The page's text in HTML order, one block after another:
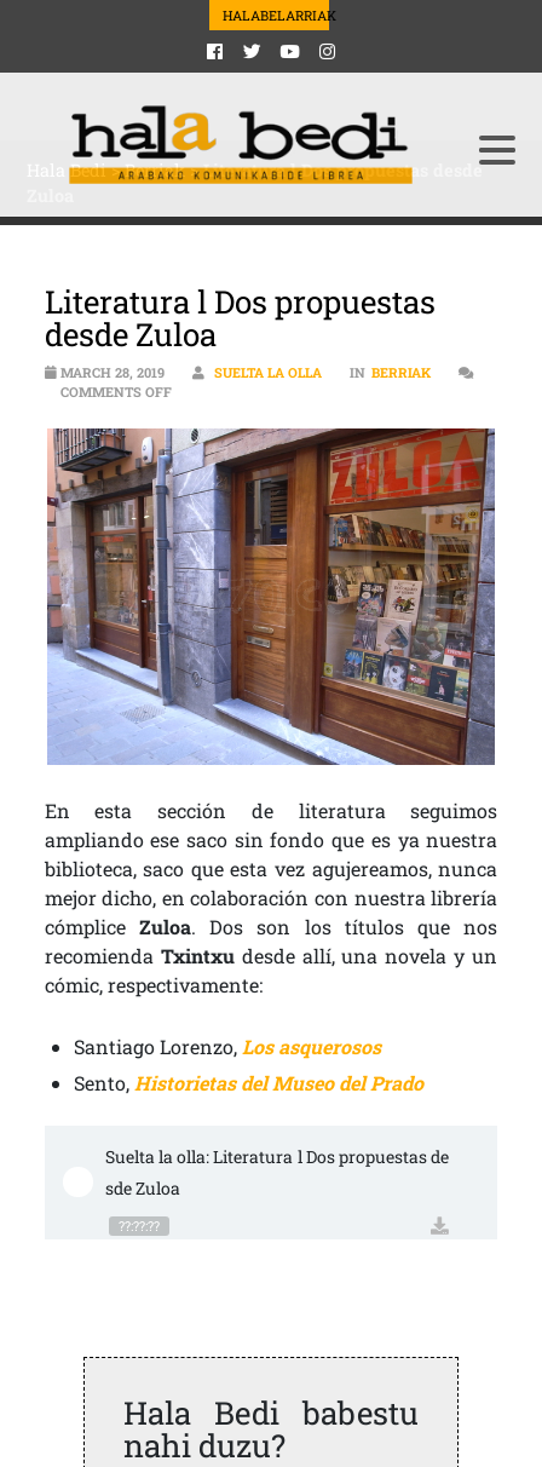
HALABELARRIAK
Hala Bedi>Berriak>Literatura l Dos propuestas desde
Literatura l Dos propuestas
desde Zuloa
MARCH 28, 2019 SUELTA LA OLLA IN BERRIAK
COMMENTS OFFON LITERATURA L DOS PROPUESTAS DESDE ZULOA
En esta sección de literatura seguimos
ampliando ese saco sin fondo que es ya nuestra
biblioteca, saco que esta vez agujereamos, nunca
mejor dicho, en colaboración con nuestra librería
cómplice Zuloa. Dos son los títulos que nos
recomienda Txintxudesde allí, una novela y un
cómic, respectivamente:
Santiago Lorenzo,Los asquerosos
Sento,Historietas del Museo del Prado
Suelta la olla: Literatura l Dos propuestas de
sde Zuloa
??:??:??
Hala Bedi babestu
nahi duzu?